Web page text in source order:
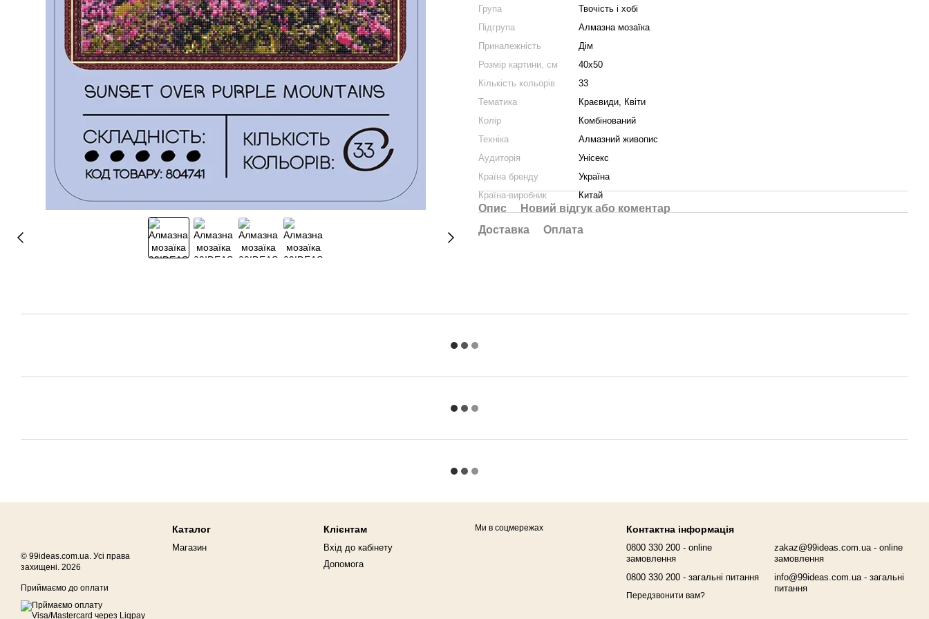
Група
Твочість і хобі
Підгрупа
Алмазна мозаїка
Приналежність
Дім
Розмір картини, см
40x50
Кількість кольорів
33
Тематика
Краєвиди, Квіти
Колір
Комбінований
Техніка
Алмазний живопис
Аудиторія
Унісекс
Країна бренду
Україна
Країна-виробник
Китай
Опис
Новий відгук або коментар
Доставка
Оплата
© 99ideas.com.ua. Усі права
захищені. 2026
Приймаємо до оплати
Каталог
Магазин
Клієнтам
Вхід до кабінету
Допомога
Ми в соцмережах Контактна інформація
0800 330 200 - online
замовлення
0800 330 200 - загальні питання
Передзвонити вам?
zakaz@99ideas.com.ua - online
замовлення
info@99ideas.com.ua - загальні
питання